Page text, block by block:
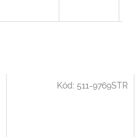
R
M
Kód: 511-9769STR